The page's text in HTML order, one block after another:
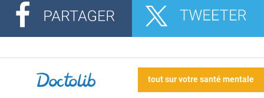
tout sur votre santé mentale